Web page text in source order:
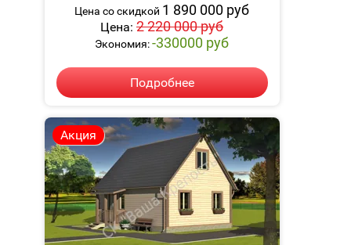
Цена со скидкой 1 890 000 руб
Цена: 2 220 000 руб
Экономия:-330000 руб
Подробнее
Акция